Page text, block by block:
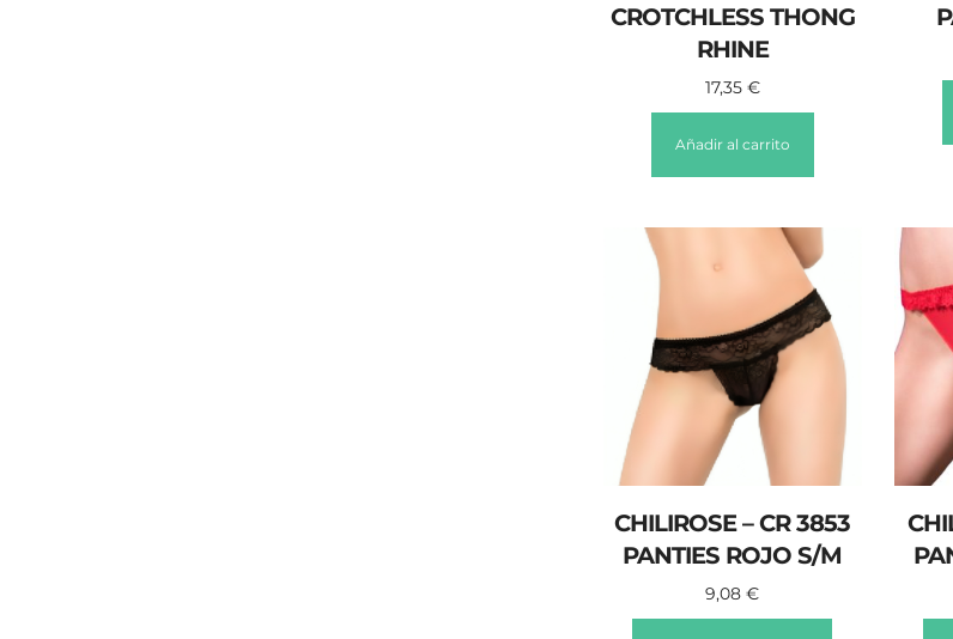
CROTCHLESS THONG
RHINE
17,35 €
Añadir al carrito
CHILIROSE – CR 3853
PANTIES ROJO S/M
9,08€